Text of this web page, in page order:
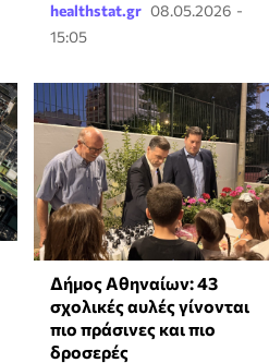
healthstat.gr 08.05.2026 -
15:05
Δήμος Αθηναίων: 43
σχολικές αυλές γίνονται
πιο πράσινες και πιο
δροσερές